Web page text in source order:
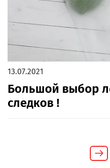
13.07.2021
Большой выбор
следков !